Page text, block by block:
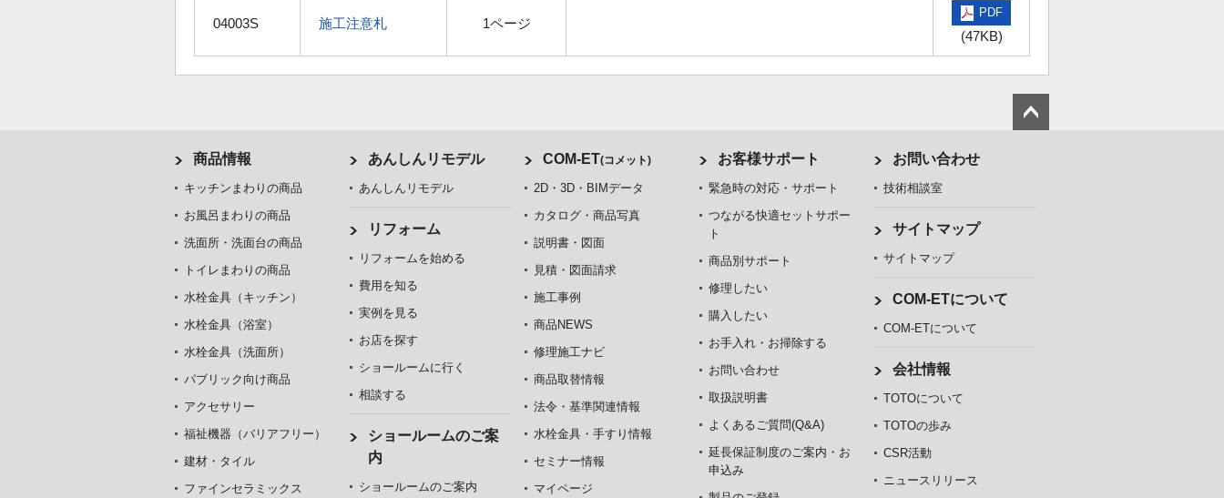
04003S 施工注意札 1ページ
PDF
(47KB)
商品情報
キッチンまわりの商品
お風呂まわりの商品
洗面所・洗面台の商品
トイレまわりの商品
水栓金具（キッチン）
水栓金具（浴室）
水栓金具（洗面所）
パブリック向け商品
アクセサリー
福祉機器（バリアフリー）
建材・タイル
ファインセラミックス
あんしんリモデル
あんしんリモデル
リフォーム
リフォームを始める
費用を知る
実例を見る
お店を探す
ショールームに行く
相談する
ショールームのご案
内
ショールームのご案内
COM-ET(コメット)
2D・3D・BIMデータ
カタログ・商品写真
説明書・図面
見積・図面請求
施工事例
商品NEWS
修理施工ナビ
商品取替情報
法令・基準関連情報
水栓金具・手すり情報
セミナー情報
マイページ
お客様サポート
緊急時の対応・サポート
つながる快適セットサポー
ト
商品別サポート
修理したい
購入したい
お手入れ・お掃除する
お問い合わせ
取扱説明書
よくあるご質問(Q&A)
延長保証制度のご案内・お
申込み
お問い合わせ
技術相談室
サイトマップ
サイトマップ
COM-ETについて
COM-ETについて
会社情報
TOTOについて
TOTOの歩み
CSR活動
ニュースリリース